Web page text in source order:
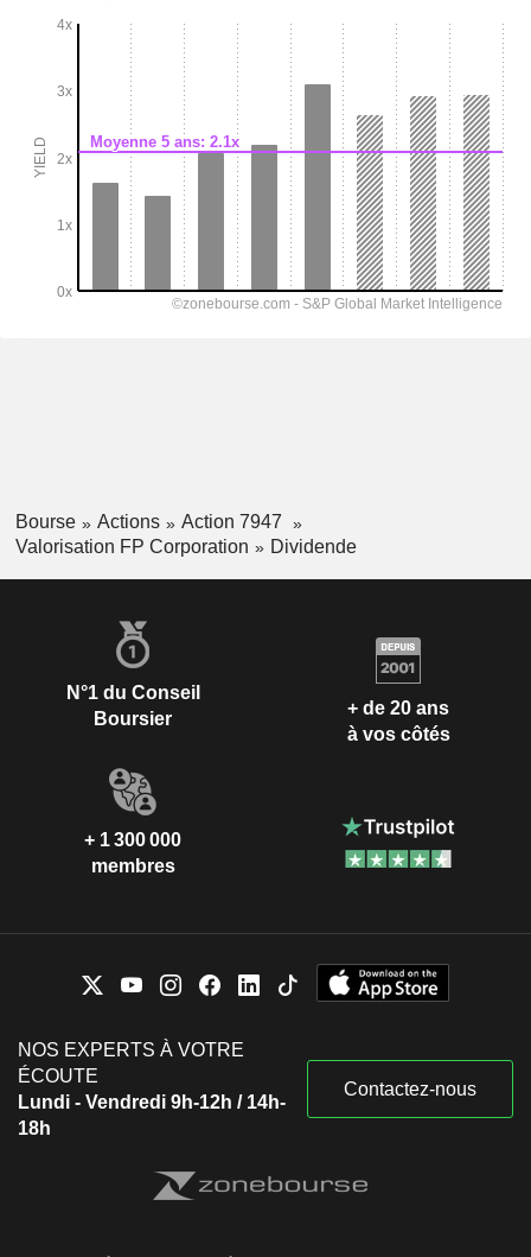
Bourse Actions
Action 7947
Valorisation FP Corporation
Dividende
N°1 du Conseil
Boursier
+ de 20 ans
à vos côtés
+ 1 300 000
membres
NOS EXPERTS À VOTRE
ÉCOUTE
Lundi - Vendredi 9h-12h / 14h-
18h
Contactez-nous